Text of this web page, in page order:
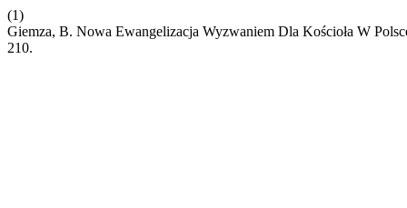
(1)
Giemza, B. Nowa Ewangelizacja Wyzwaniem Dla Kościoła W
210.